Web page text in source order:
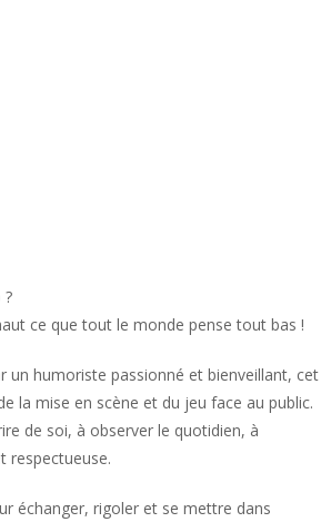
?
ce que tout le monde pense tout bas !
un humoriste passionné et bienveillant, cet
la mise en scène et du jeu face au public.
de soi, à observer le quotidien, à
respectueuse.
échanger, rigoler et se mettre dans